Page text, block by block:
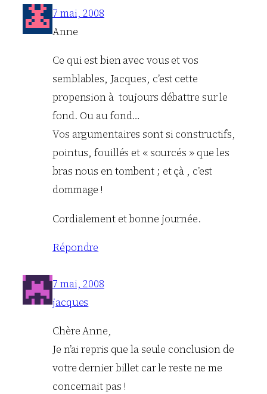
7 mai, 2008
Anne
Ce qui est bien avec vous et vos
semblables, Jacques, c’est cette
propension à toujours débattre sur le
fond. Ou au fond…
Vos argumentaires sont si constructifs,
pointus, fouillés et « sourcés » que les
bras nous en tombent ; et çà , c’est
dommage !
Cordialement et bonne journée.
Répondre
7 mai, 2008
jacques
Chère Anne,
Je n’ai repris que la seule conclusion de
votre dernier billet car le reste ne me
concernait pas !